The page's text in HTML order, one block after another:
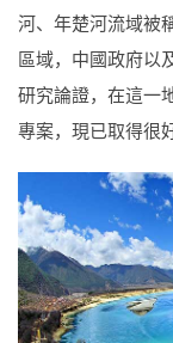
河、年楚河流域被
區域，中國政府以
研究論證，在這一
專案，現已取得很